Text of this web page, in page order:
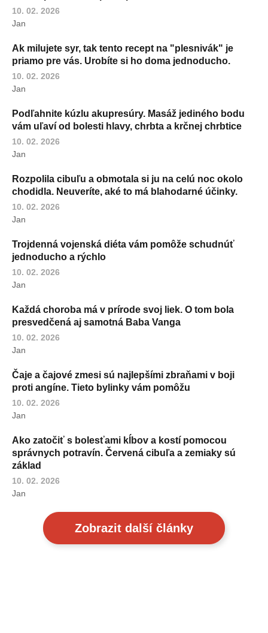
10. 02. 2026
Jan
Ak milujete syr, tak tento recept na "plesnivák" je
priamo pre vás. Urobíte si ho doma jednoducho.
10. 02. 2026
Jan
Podľahnite kúzlu akupresúry. Masáž jediného bodu
vám uľaví od bolesti hlavy, chrbta a krčnej chrbtice
10. 02. 2026
Jan
Rozpolila cibuľu a obmotala si ju na celú noc okolo
chodidla. Neuveríte, aké to má blahodarné účinky.
10. 02. 2026
Jan
Trojdenná vojenská diéta vám pomôže schudnúť
jednoducho a rýchlo
10. 02. 2026
Jan
Každá choroba má v prírode svoj liek. O tom bola
presvedčená aj samotná Baba Vanga
10. 02. 2026
Jan
Čaje a čajové zmesi sú najlepšími zbraňami v boji
proti angíne. Tieto bylinky vám pomôžu
10. 02. 2026
Jan
Ako zatočiť s bolesťami kĺbov a kostí pomocou
správnych potravín. Červená cibuľa a zemiaky sú
základ
10. 02. 2026
Jan
Zobrazit další články